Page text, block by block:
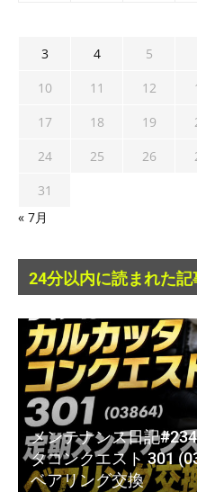
3
4 5
10
11 12
17
18 19
24
25 26
31
« 7月
24分以内に読まれた記
メンテナンス日記
タコンクエスト 301
ベアリング交換